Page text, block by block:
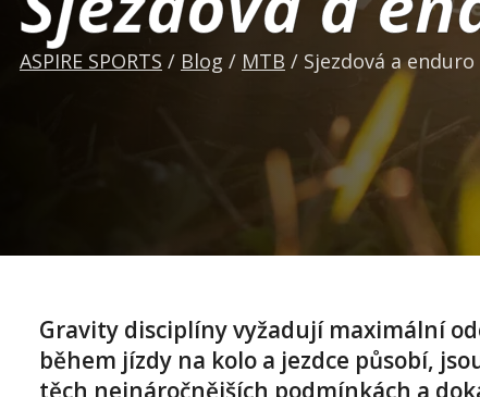
ASPIRE SPORTS / Blog / MTB / Sjezdová a
Gravity disciplínyvyžadují maximální
během jízdy na kolo a jezdce působí,
těch nejnáročnějších podmínkách a